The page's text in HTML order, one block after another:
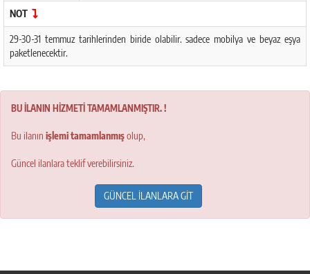
NOT
29-30-31 temmuz tarihlerinden biride olabilir. sadece mobilya ve beyaz eşya
paketlenecektir.
BU İLANIN HİZMETİ TAMAMLANMIŞTIR. !
Bu ilanın işlemi tamamlanmışolup,
Güncel ilanlara teklif verebilirsiniz.
GÜNCEL İLANLARA GİT